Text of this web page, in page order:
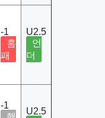
-1
홈
패
U2.5
언
더
-1
U2.5